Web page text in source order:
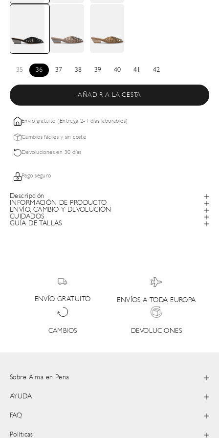
35 36 37 38 39 40 41 42
AÑADIR A LA CESTA
Envío gratuito (Entrega 2-4 días laborables)
Cambios fáciles y sin coste
Devoluciones en 30 días
Pago seguro
Descripción
INFORMACIÓN DE PRODUCTO
ENVÍO, CAMBIO Y DEVOLUCIÓN
CUIDADOS
GUÍA DE TALLAS
ENVÍO GRATUITO ENVÍOS A TODA EUROPA
CAMBIOS DEVOLUCIONES
Sobre Alma en Pena
AYUDA
FAQ
Políticas